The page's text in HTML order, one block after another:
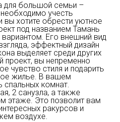
для большой семьи –
учесть
вы хотите обрести уютное
под названием Тамань
Его внешний вид
эффектный дизайн
выделяет среди других
проект, вы непременно
чувство стиля и подарить
жилье. В вашем
спальных комнат.
2 санузла, а также
этаже. Это позволит вам
ракурсов и
воздухе.